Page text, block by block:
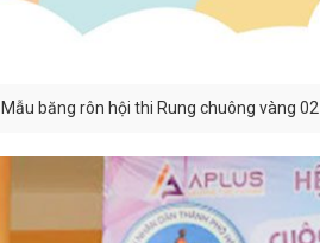
Mẫu băng rôn hội thi Rung chuông vàng 02